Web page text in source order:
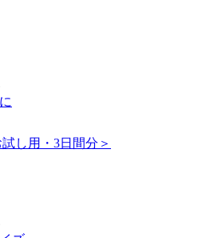
し用・3日間分＞